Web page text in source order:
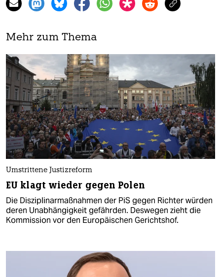
Mehr zum Thema
Umstrittene Justizreform
EU klagt wieder gegen Polen
Die Disziplinarmaßnahmen der PiS gegen Richter würden
deren Unabhängigkeit gefährden. Deswegen zieht die
Kommission vor den Europäischen Gerichtshof.